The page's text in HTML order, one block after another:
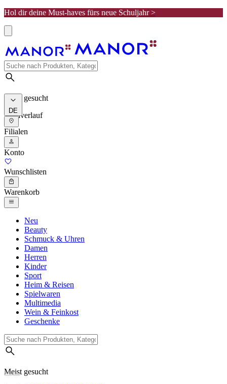
Hol dir deine Must-haves fürs neue Schuljahr >
Meist gesucht
Suchverlauf
DE
Filialen
Konto
Wunschlisten
Warenkorb
Neu
Beauty
Schmuck & Uhren
Damen
Herren
Kinder
Sport
Heim & Reisen
Spielwaren
Multimedia
Wein & Feinkost
Geschenke
Meist gesucht